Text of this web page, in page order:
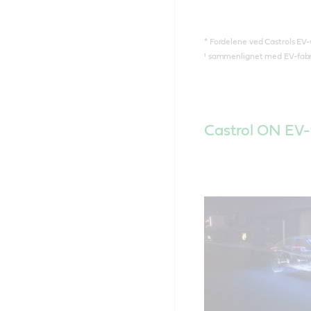
* Fordelene ved Castrols
¹ sammenlignet med EV-
Castrol ON